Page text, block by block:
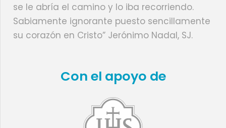
se le abría el camino y lo iba recorriendo.
Sabiamente ignorante puesto sencillamente
su corazón en Cristo” Jerónimo Nadal, SJ.
Con el apoyo de